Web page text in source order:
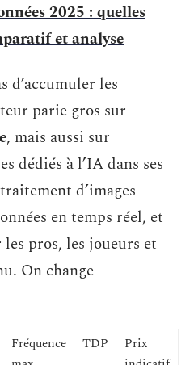
2025 : quelles
et analyse
d’accumuler les
parie gros sur
, mais aussi sur
dédiés à l’IA dans ses
d’images
en temps réel, et
pros, les joueurs et
On change
Fréquence
TDP
Prix